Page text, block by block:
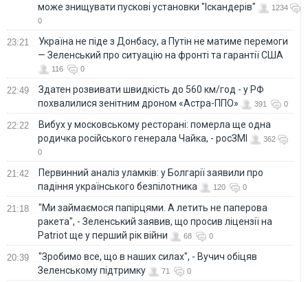
може знищувати пускові установки "Іскандерів"
1234
0
23:21
Україна не піде з Донбасу, а Путін не матиме перемоги
— Зеленський про ситуацію на фронті та гарантії США
116 0
22:49
Здатен розвивати швидкість до 560 км/год - у РФ
похвалилися зенітним дроном «Астра-ППО»
391 0
22:22
Вибух у московському ресторані: померла ще одна
родичка російського генерала Чайка, - росЗМІ
362
0
21:42
Первинний аналіз уламків: у Болгарії заявили про
падіння українського безпілотника
120 0
21:18
"Ми займаємося папірцями. А летить не паперова
ракета", - Зеленський заявив, що просив ліцензії на
Patriot ще у перший рік війни
68 0
20:39
"Зробимо все, що в наших силах", - Вучич обіцяв
Зеленському підтримку
71 0